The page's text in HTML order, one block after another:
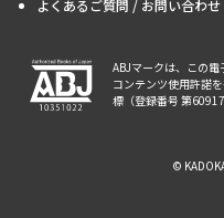
よくあるご質問 / お問い合わせ
ABJマークは、この
コンテンツ使用許諾
標（登録番号 第
©